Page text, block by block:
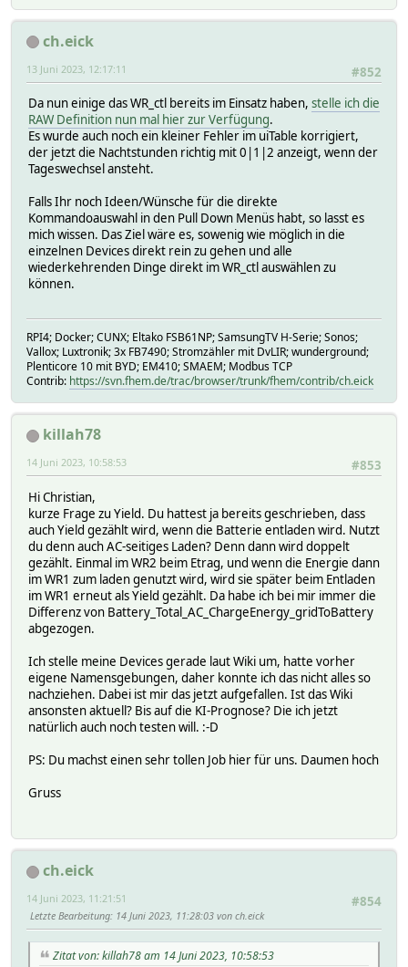
|"Bezug vom Netz"|\
\
|"Bezug ins Haus (Energieverbrauch)"|\
sprintf("%04d
\
|"Einspeisung ins Netz"|\
sprintf("%04d W",([WR_1:Total_Active_P_EM] <= 0 ?
\
|"Autarkiequote"|\
WR_ctl_Format("actual","WR_1","Autarky")|\
WR_ctl_Format("_Day","WR_1_API","SW_Statistic_Autarky")|\
\
|"Eigenverbrauchsquote"|\
\
|"Berechnet um"|\
""|\
attr WR_ctl userReadings
attr WR_ctl verbose 3
ch.eick
#852
13 Juni 2023, 12:17:11
Da nun einige das WR_ctl bereits im Einsatz haben, stelle ich die
RAW Definition nun mal hier zur Verfügung.
Es wurde auch noch ein kleiner Fehler im uiTable korrigiert,
der jetzt die Nachtstunden richtig mit 0|1|2 anzeigt, wenn der
Tageswechsel ansteht.
Falls Ihr noch Ideen/Wünsche für die direkte
Kommandoauswahl in den Pull Down Menüs habt, so lasst es
mich wissen. Das Ziel wäre es, sowenig wie möglich in die
einzelnen Devices direkt rein zu gehen und alle
wiederkehrenden Dinge direkt im WR_ctl auswählen zu
können.
RPI4; Docker; CUNX; Eltako FSB61NP; SamsungTV H-Serie; Sonos;
Vallox; Luxtronik; 3x FB7490; Stromzähler mit DvLIR; wunderground;
Plenticore 10 mit BYD; EM410; SMAEM; Modbus TCP
Contrib: https://svn.fhem.de/trac/browser/trunk/fhem/contrib/ch.eick
killah78
#853
14 Juni 2023, 10:58:53
Hi Christian,
kurze Frage zu Yield. Du hattest ja bereits geschrieben, dass
auch Yield gezählt wird, wenn die Batterie entladen wird. Nutzt
du denn auch AC-seitiges Laden? Denn dann wird doppelt
gezählt. Einmal im WR2 beim Etrag, und wenn die Energie dann
im WR1 zum laden genutzt wird, wird sie später beim Entladen
im WR1 erneut als Yield gezählt. Da habe ich bei mir immer die
Differenz von Battery_Total_AC_ChargeEnergy_gridToBattery
abgezogen.
Ich stelle meine Devices gerade laut Wiki um, hatte vorher
eigene Namensgebungen, daher konnte ich das nicht alles so
nachziehen. Dabei ist mir das jetzt aufgefallen. Ist das Wiki
ansonsten aktuell? Bis auf die KI-Prognose? Die ich jetzt
natürlich auch noch testen will. :-D
PS: Du machst einen sehr tollen Job hier für uns. Daumen hoch
Gruss
ch.eick
#854
14 Juni 2023, 11:21:51
Letzte Bearbeitung: 14 Juni 2023, 11:28:03 von ch.eick
Zitat von: killah78 am 14 Juni 2023, 10:58:53